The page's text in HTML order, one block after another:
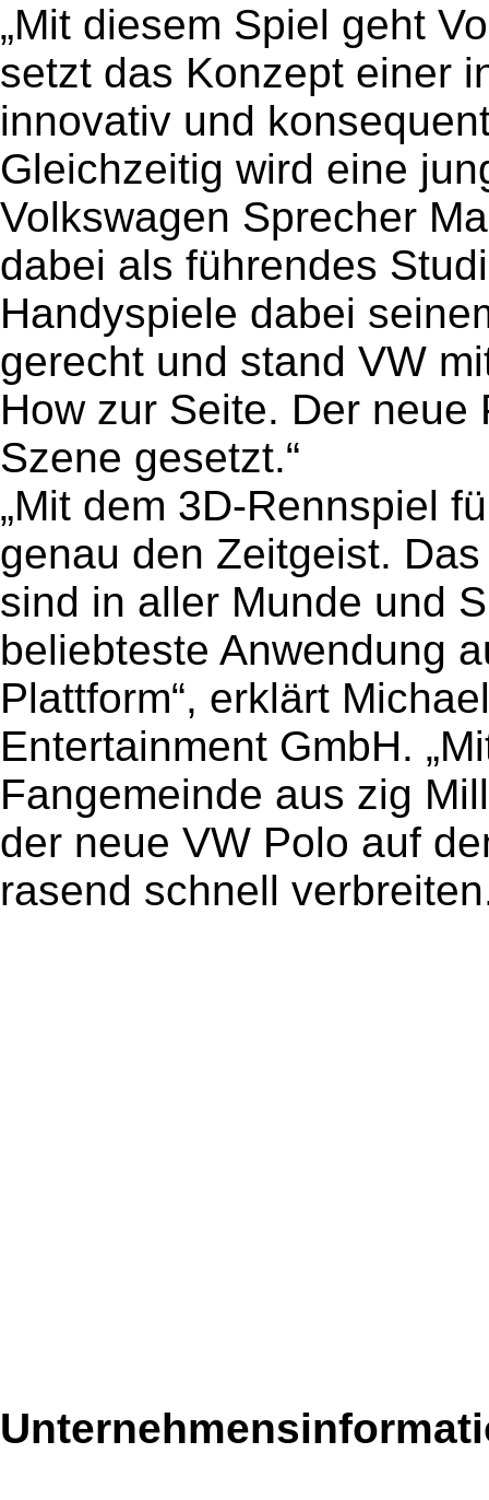
„Mit diesem Spiel geht
setzt das Konzept einer
innovativ und
Gleichzeitig wird eine
Volkswagen Sprecher
dabei als führendes
Handyspiele dabei
gerecht und stand VW
How zur Seite. Der
Szene gesetzt.“
„Mit dem 3D-Rennspiel
genau den Zeitgeist.
sind in aller Munde und
beliebteste Anwendung
Plattform“, erklärt
Entertainment GmbH.
Fangemeinde aus zig
der neue VW Polo auf
rasend schnell